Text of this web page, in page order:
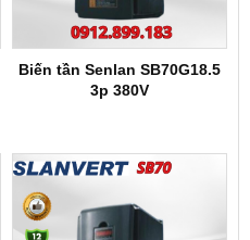
Biến tần Senlan SB70G18.5
3p 380V